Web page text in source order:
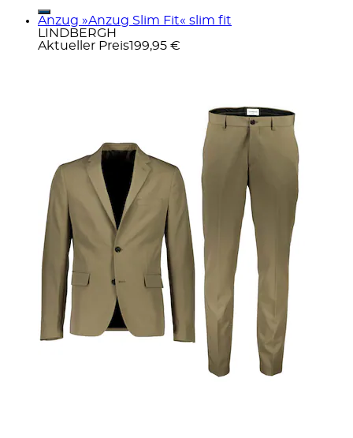
Anzug »Anzug Slim Fit« slim fit
LINDBERGH
Aktueller Preis199,95 €